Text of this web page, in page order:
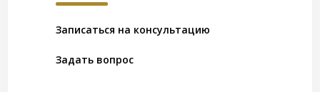
Записаться на консультацию
Задать вопрос